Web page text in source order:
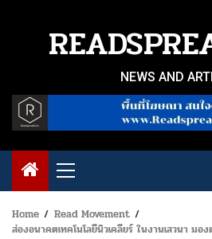
NEWS AND
Primary
Menu
Home
Read Movement
ส่องอนาคตเทคโนโลยีนิวเคลียร์ ในงานเสวนา ม